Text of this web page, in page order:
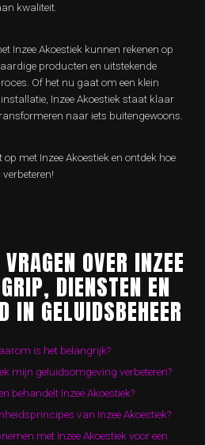
kwaliteit.
Inzee Akoestiek kunnen rekenen op
producten en uitstekende
Of het nu gaat om een klein
Inzee Akoestiek staat klaar
naar iets buitengewoons.
met Inzee Akoestiek en ontdek hoe
OVER INZEE
DIENSTEN EN
IN GELUIDSBEHEER
is het belangrijk?
mijn geluidsomgeving verbeteren?
behandelt Inzee Akoestiek?
van Inzee Akoestiek?
met Inzee Akoestiek voor een